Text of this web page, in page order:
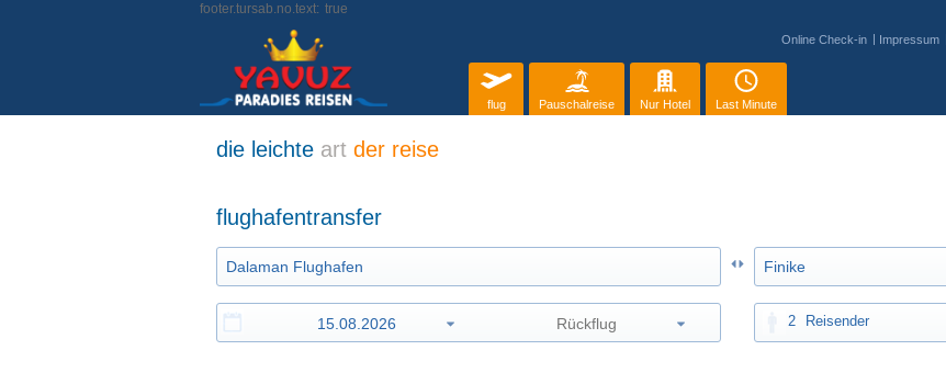
footer.tursab.no.text: true
Online Check-in Impressum
flug Pauschalreise Nur Hotel Last Minute
die leichte art der reise
flughafentransfer
2 Reisender